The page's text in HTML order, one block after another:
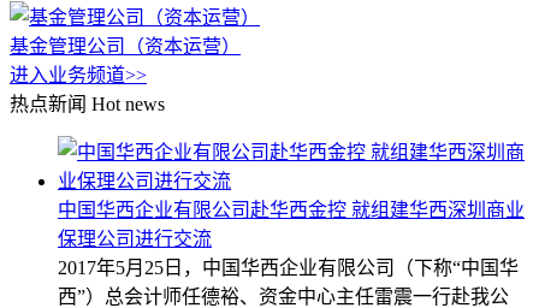
基金管理公司（资本运营）
进入业务频道>>
热点新闻 Hot news
中国华西企业有限公司赴华西金控 就组建华西深圳商业
保理公司进行交流
2017年5月25日，中国华西企业有限公司（下称“中国华
西”）总会计师任德裕、资金中心主任雷震一行赴我公